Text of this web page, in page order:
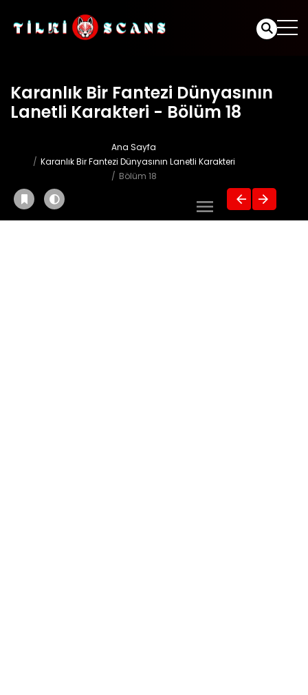
Karanlık Bir Fantezi Dünyasının
Lanetli Karakteri - Bölüm 18
Ana Sayfa
Karanlık Bir Fantezi Dünyasının Lanetli Karakteri
Bölüm 18